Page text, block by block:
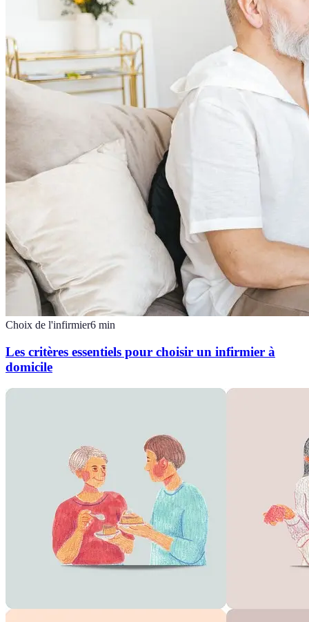
Choix de l'infirmier6 min
Les critères essentiels pour choisir un infirmier à
domicile